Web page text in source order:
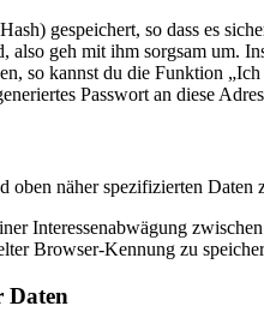
gespeichert, so dass es
also geh mit ihm sorgsam um.
so kannst du die Funktion
Passwort an diese
oben näher spezifizierten
Interessenabwägung
Browser-Kennung zu
Daten